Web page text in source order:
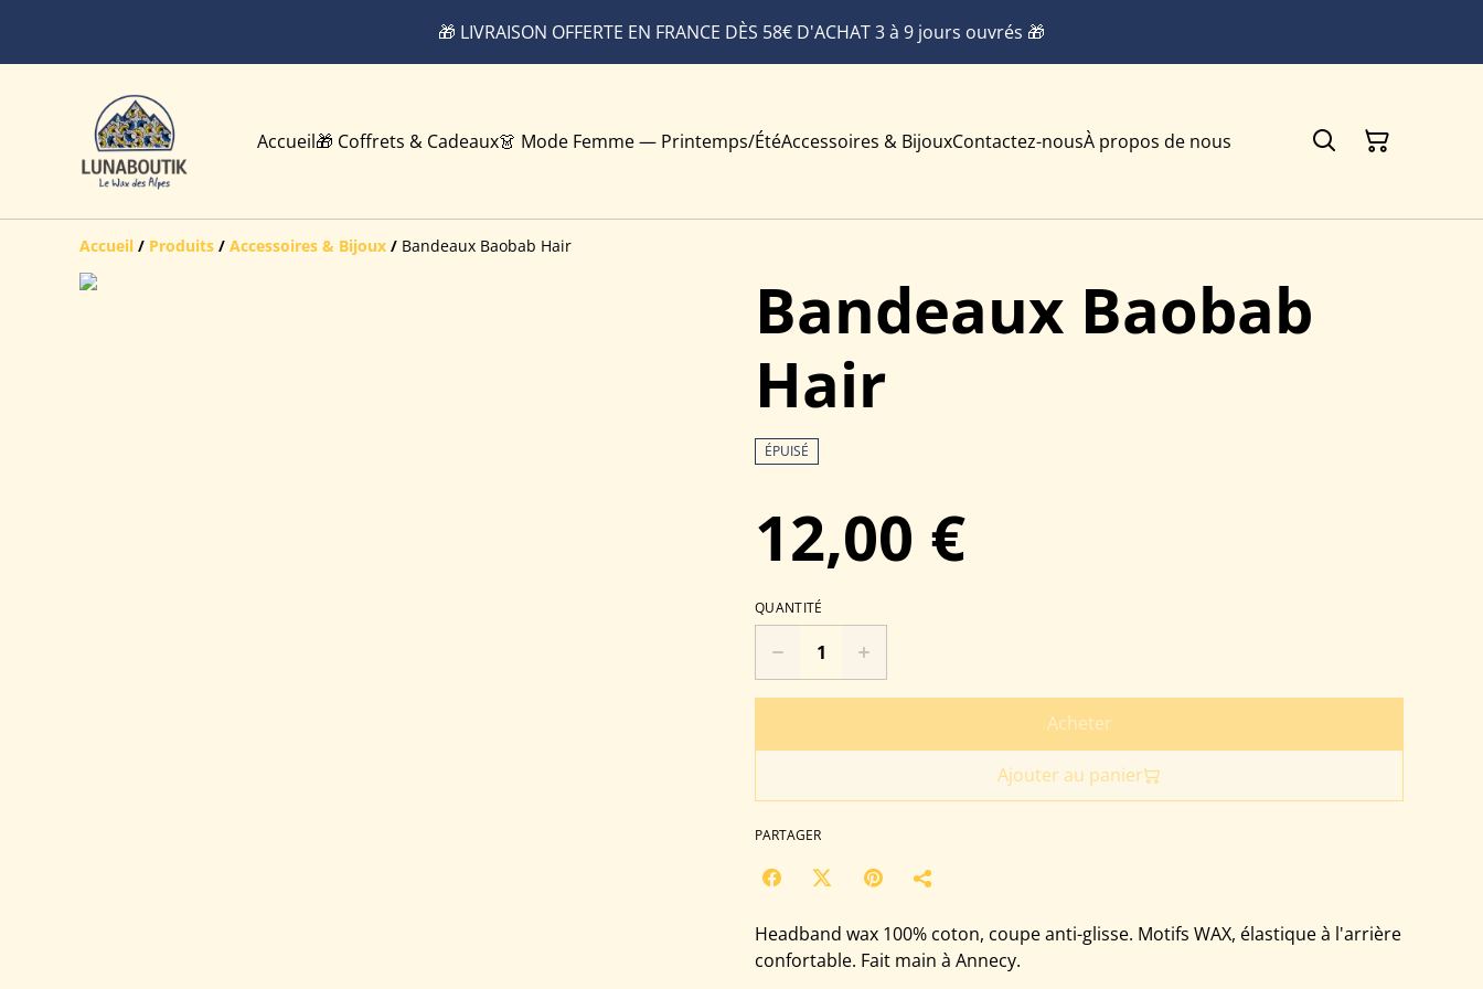
🎁 LIVRAISON OFFERTE EN FRANCE DÈS 58€ D'ACHAT 3 à 9 jours ouvrés 🎁
Accueil🎁 Coffrets & Cadeaux👗 Mode Femme — Printemps/ÉtéAccessoires & BijouxContactez-nousÀ propos de nous
Accueil / Produits / Accessoires & Bijoux / Bandeaux Baobab Hair
Bandeaux Baobab
Hair
ÉPUISÉ
12,00 €
QUANTITÉ
Acheter
Ajouter au panier
PARTAGER
Headband wax 100% coton, coupe anti-glisse. Motifs WAX, élastique à l'arrière
confortable. Fait main à Annecy.